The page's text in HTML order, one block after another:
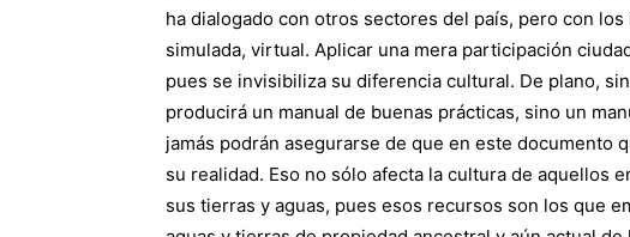
ha dialogado con otros sectores del país, pero con
simulada, virtual. Aplicar una mera participación
pues se invisibiliza su diferencia cultural. De plano,
producirá un manual de buenas prácticas, sino un
jamás podrán asegurarse de que en este documento
su realidad. Eso no sólo afecta la cultura de aquellos
sus tierras y aguas, pues esos recursos son los que